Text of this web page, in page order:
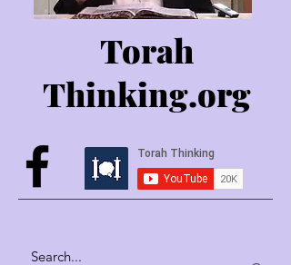
Torah
Thinking.org